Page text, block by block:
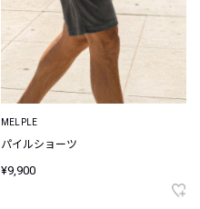
MELPLE
パイルショーツ
¥9,900